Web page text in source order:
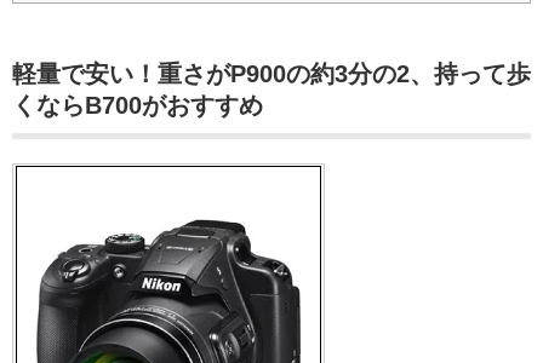
軽量で安い！重さがP900の約3分の2、持って歩
くならB700がおすすめ